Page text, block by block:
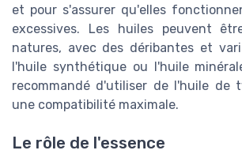
et pour s'assurer qu'elles
excessives. Les huiles peuvent
natures, avec des déribantes et
l'huile synthétique ou l'huile
recommandé d'utiliser de l'huile de
une compatibilité maximale.
Le rôle de l'essence